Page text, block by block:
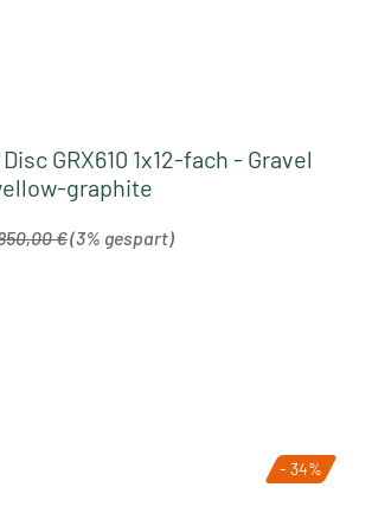
GRX610 1x12-fach - Gravel
graphite
Preis:
€(3% gespart)
- 34%